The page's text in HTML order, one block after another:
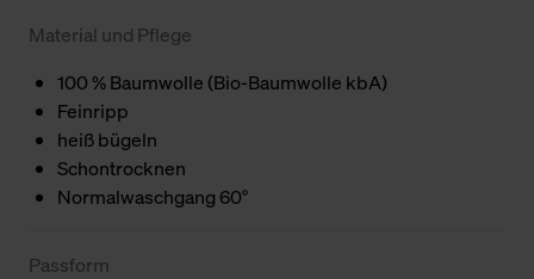
Material und Pflege
100 % Baumwolle (Bio-Baumwolle kbA)
Feinripp
heiß bügeln
Schontrocknen
Normalwaschgang 60°
Passform